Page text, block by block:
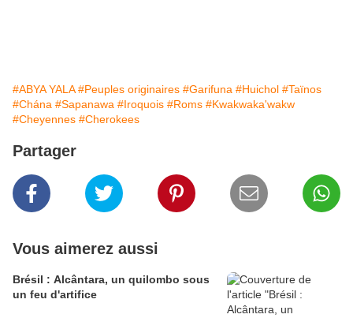
#ABYA YALA #Peuples originaires #Garifuna #Huichol #Taïnos
#Chána #Sapanawa #Iroquois #Roms #Kwakwaka'wakw
#Cheyennes #Cherokees
Partager
Vous aimerez aussi
Brésil : Alcântara, un quilombo sous
un feu d'artifice